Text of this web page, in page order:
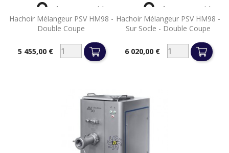
Hachoir Mélangeur PSV HM98 -
Double Coupe
Prix5 455,00 €
 Aperçu rapide
Hachoir Mélangeur PSV HM98 -
Sur Socle - Double Coupe
Prix6 020,00 €
 Aperçu rapide